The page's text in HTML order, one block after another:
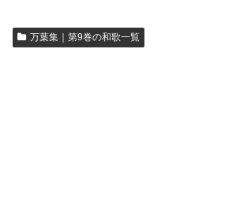
万葉集｜第9巻の和歌一覧